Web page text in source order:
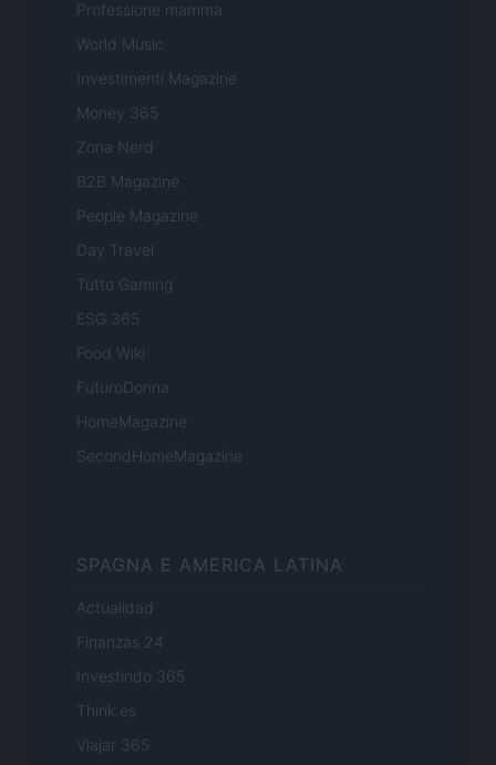
Professione mamma
World Music
Investimenti Magazine
Money 365
Zona Nerd
B2B Magazine
People Magazine
Day Travel
Tutto Gaming
ESG 365
Food Wiki
FuturoDonna
HomeMagazine
SecondHomeMagazine
SPAGNA E AMERICA LATINA
Actualidad
Finanzas 24
Investindo 365
Think.es
Viajar 365